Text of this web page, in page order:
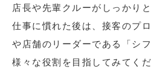
店長や先輩クルーがしっかり
仕事に慣れた後は、接客のプ
や店舗のリーダーである「シ
様々な役割を目指してみてくだ